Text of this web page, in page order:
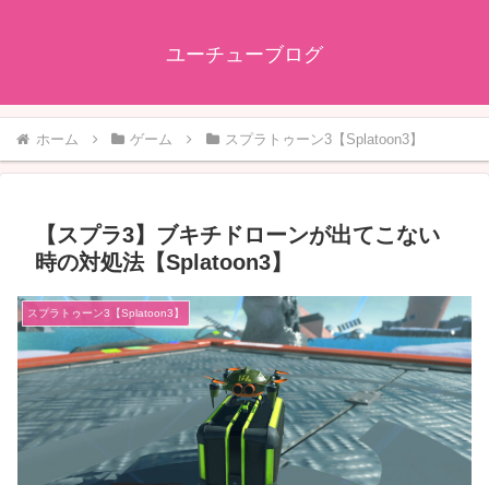
ユーチューブログ
ホーム ゲーム スプラトゥーン3【Splatoon3】
【スプラ3】ブキチドローンが出てこない
時の対処法【Splatoon3】
スプラトゥーン3【Splatoon3】